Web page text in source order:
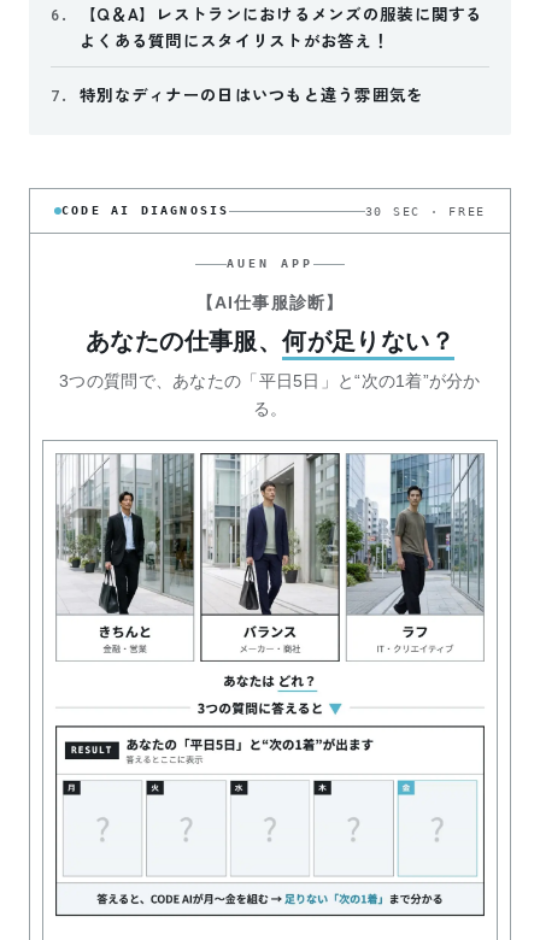
6.
【Q＆A】レストランにおけるメンズの服装に関する
よくある質問にスタイリストがお答え！
7. 特別なディナーの日はいつもと違う雰囲気を
CODE AI DIAGNOSIS 30 SEC · FREE
AUEN APP
【AI仕事服診断】
あなたの仕事服、何が足りない？
3つの質問で、あなたの「平日5日」と“次の1着”が分か
る。